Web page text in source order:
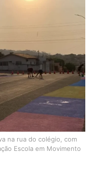
na rua do colégio, com
Escola em Movimento